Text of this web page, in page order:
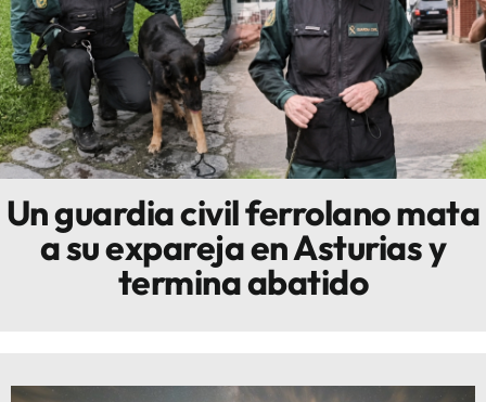
Gastronomía
Escenarios
Sostenibilidad
Innova
Un guardia civil ferrolano mata
a su expareja en Asturias y
termina abatido